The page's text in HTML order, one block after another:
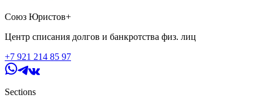
Союз Юристов+
Центр списания долгов и банкротства физ. лиц
+7 921 214 85 97
Sections